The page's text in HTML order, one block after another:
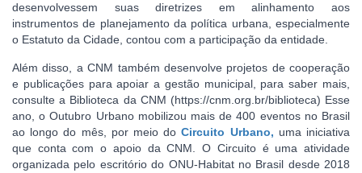
desenvolvessem suas diretrizes em alinhamento aos
instrumentos de planejamento da política urbana, especialmente
o Estatuto da Cidade, contou com a participação da entidade.
Além disso, a CNM também desenvolve projetos de cooperação
e publicações para apoiar a gestão municipal, para saber mais,
consulte a Biblioteca da CNM (https://cnm.org.br/biblioteca) Esse
ano, o Outubro Urbano mobilizou mais de 400 eventos no Brasil
ao longo do mês, por meio doCircuito Urbano, uma iniciativa
que conta com o apoio da CNM. O Circuito é uma atividade
organizada pelo escritório do ONU-Habitat no Brasil desde 2018